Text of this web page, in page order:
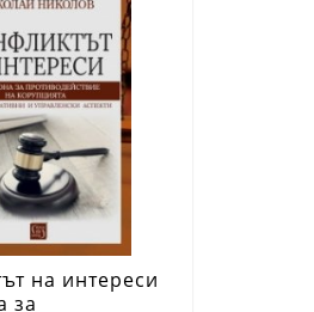
на интереси
за